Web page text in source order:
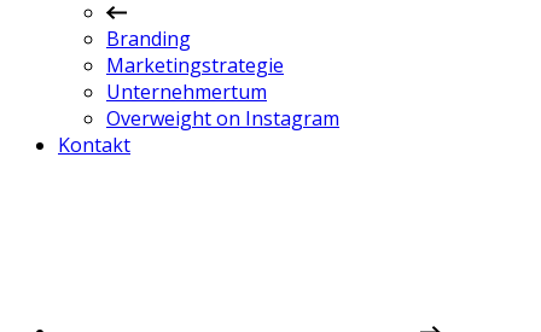
Branding
Marketingstrategie
Unternehmertum
Overweight on Instagram
Kontakt